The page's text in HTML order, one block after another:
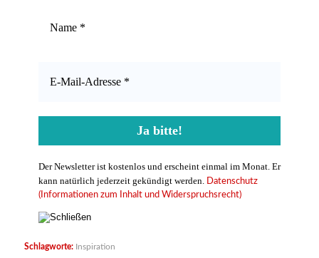
Der Newsletter ist kostenlos und erscheint einmal im Monat. Er
kann natürlich jederzeit gekündigt werden. Datenschutz
(Informationen zum Inhalt und Widerspruchsrecht)
Schlagworte: Inspiration